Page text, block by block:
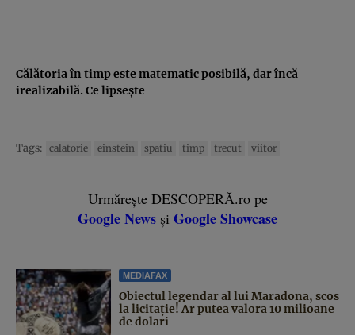
Călătoria în timp este matematic posibilă, dar încă
irealizabilă. Ce lipseşte
Tags: calatorie einstein spatiu timp trecut viitor
Urmărește DESCOPERĂ.ro pe
Google News și Google Showcase
MEDIAFAX
Obiectul legendar al lui Maradona, scos
la licitație! Ar putea valora 10 milioane
de dolari